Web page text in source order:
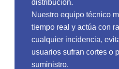
distribución.
Nuestro equipo técnico
tiempo real y actúa con
cualquier incidencia,
usuarios sufran cortes o
suministro.